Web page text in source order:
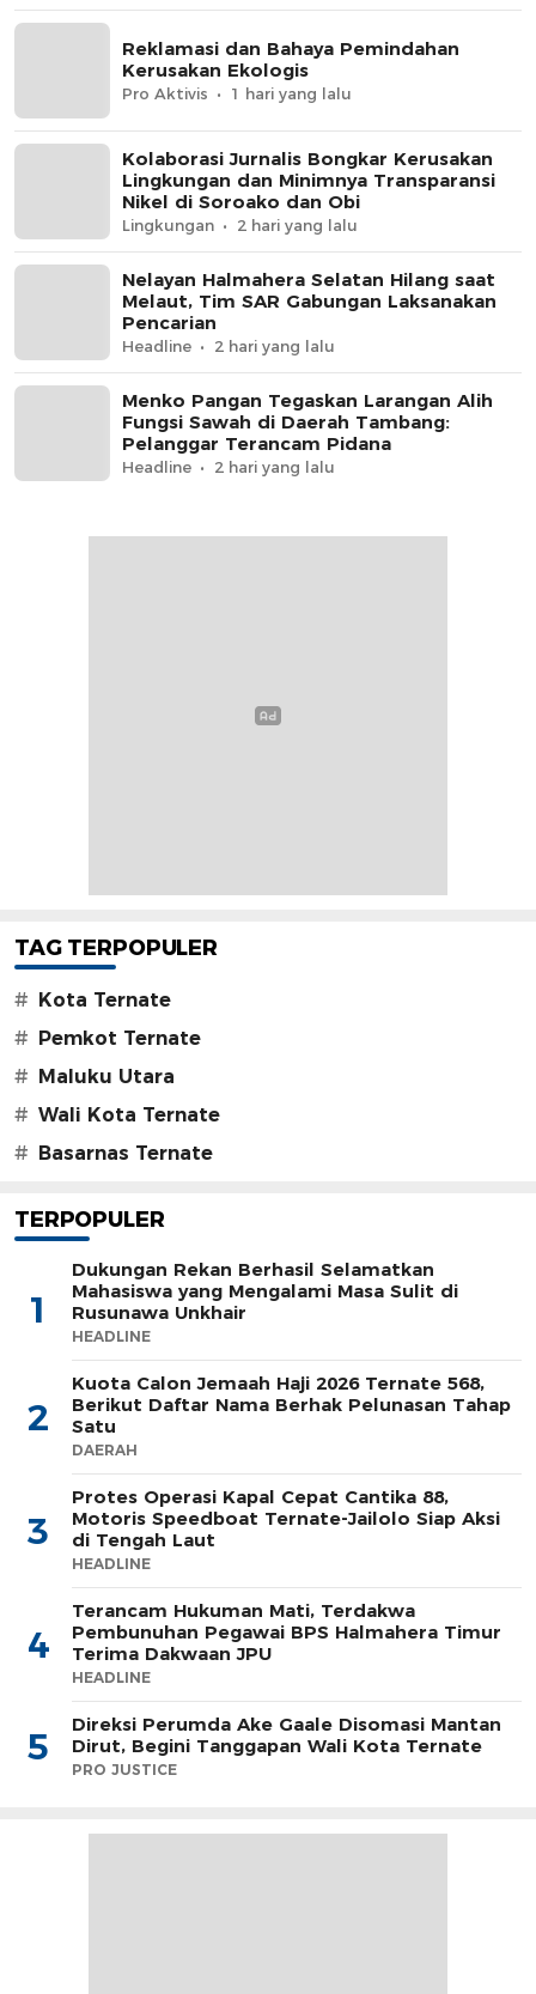
Reklamasi dan Bahaya Pemindahan
Kerusakan Ekologis
Pro Aktivis 1 hari yang lalu
Kolaborasi Jurnalis Bongkar Kerusakan
Lingkungan dan Minimnya Transparansi
Nikel di Soroako dan Obi
Lingkungan 2 hari yang lalu
Nelayan Halmahera Selatan Hilang saat
Melaut, Tim SAR Gabungan Laksanakan
Pencarian
Headline 2 hari yang lalu
Menko Pangan Tegaskan Larangan Alih
Fungsi Sawah di Daerah Tambang:
Pelanggar Terancam Pidana
Headline 2 hari yang lalu
TAG TERPOPULER
#
Kota Ternate
#
Pemkot Ternate
#
Maluku Utara
# Wali Kota Ternate
#
Basarnas Ternate
TERPOPULER
1
Dukungan Rekan Berhasil Selamatkan
Mahasiswa yang Mengalami Masa Sulit di
Rusunawa Unkhair
HEADLINE
2
Kuota Calon Jemaah Haji 2026 Ternate 568,
Berikut Daftar Nama Berhak Pelunasan Tahap
Satu
DAERAH
3
Protes Operasi Kapal Cepat Cantika 88,
Motoris Speedboat Ternate-Jailolo Siap Aksi
di Tengah Laut
HEADLINE
4
Terancam Hukuman Mati, Terdakwa
Pembunuhan Pegawai BPS Halmahera Timur
Terima Dakwaan JPU
HEADLINE
5
Direksi Perumda Ake Gaale Disomasi Mantan
Dirut, Begini Tanggapan Wali Kota Ternate
PRO JUSTICE